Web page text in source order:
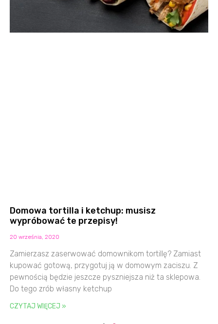
Domowa tortilla i ketchup: musisz
wypróbować te przepisy!
20 września, 2020
Zamierzasz zaserwować domownikom tortillę? Zamiast
kupować gotową, przygotuj ją w domowym zaciszu. Z
pewnością będzie jeszcze pyszniejsza niż ta sklepowa.
Do tego zrób własny ketchup
CZYTAJ WIĘCEJ »